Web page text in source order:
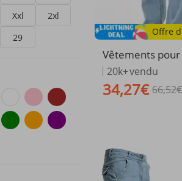
Xxl
2xl
29
Vêtements
nouveautés été
talon évasé en
vé simple et
20k+vendu
34,27€ 66,52€